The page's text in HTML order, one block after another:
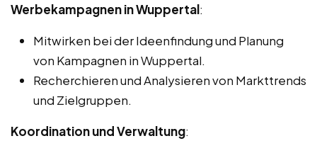
Werbekampagnen in Wuppertal:
Mitwirken bei der Ideenfindung und Planung
von Kampagnen in Wuppertal.
Recherchieren und Analysieren von Markttrends
und Zielgruppen.
Koordination und Verwaltung: